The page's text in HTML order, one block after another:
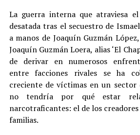
La guerra interna que atraviesa
desatada tras el secuestro de Ismael
a manos de Joaquín Guzmán
Joaquín Guzmán Loera, alias ‘El
de derivar en numerosos
entre facciones rivales se ha
creciente de víctimas en un sector
no tendría por qué estar
narcotraficantes: el de los
familias.